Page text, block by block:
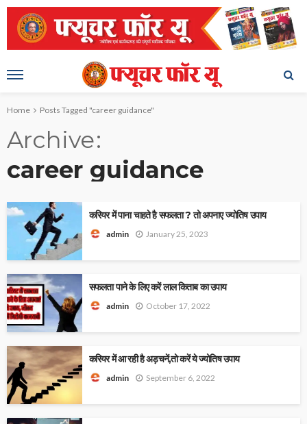
Home Posts Tagged "career guidance"
Archive
career guidance
करियर में पाना चाहते है सफलता ? तो अपनाए ज्योतिष उपाय
admin January 25, 2023
सफलता पाने के लिए करें लाल किताब का उपाय
admin October 17, 2022
करियर में आ रही है अड़चनें,तो करें ये ज्योतिष उपाय
admin September 6, 2022